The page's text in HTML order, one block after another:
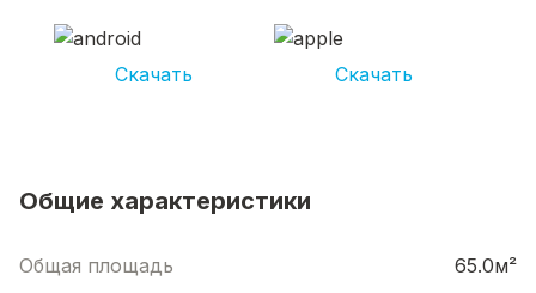
Скачать Скачать
Общие характеристики
Общая площадь
65.0м²